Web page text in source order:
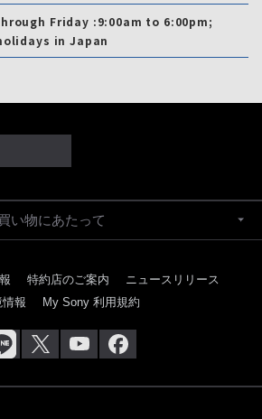
Friday :9:00am to 6:00pm;
in Japan
い物にあたって
特約店のご案内
ニュースリリース
報
My Sony 利用規約